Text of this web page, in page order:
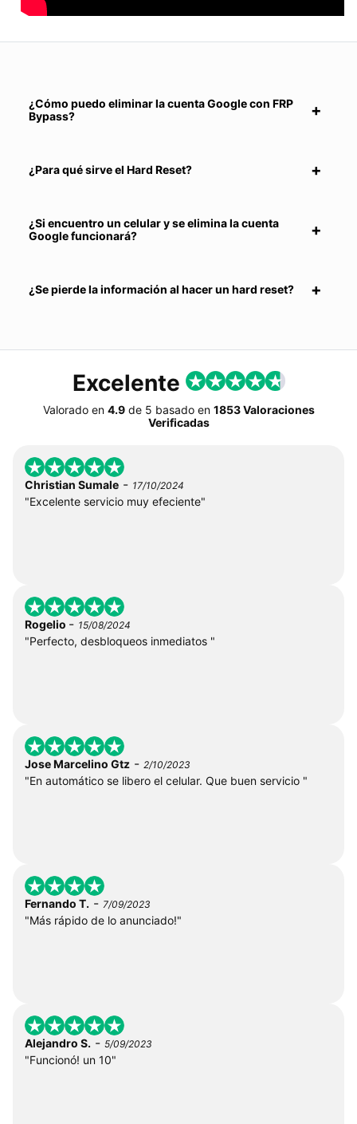
¿Cómo puedo eliminar la cuenta Google con FRP
Bypass?
¿Para qué sirve el Hard Reset?
¿Si encuentro un celular y se elimina la cuenta
Google funcionará?
¿Se pierde la información al hacer un hard reset?
Excelente
Valorado en 4.9de 5 basado en 1853 Valoraciones
Verificadas
Christian Sumale - 17/10/2024
"Excelente servicio muy efeciente"
Rogelio - 15/08/2024
"Perfecto, desbloqueos inmediatos "
Jose Marcelino Gtz - 2/10/2023
"En automático se libero el celular. Que buen servicio "
Fernando T. - 7/09/2023
"Más rápido de lo anunciado!"
Alejandro S. - 5/09/2023
"Funcionó! un 10"